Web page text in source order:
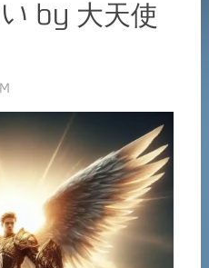
by 大天使